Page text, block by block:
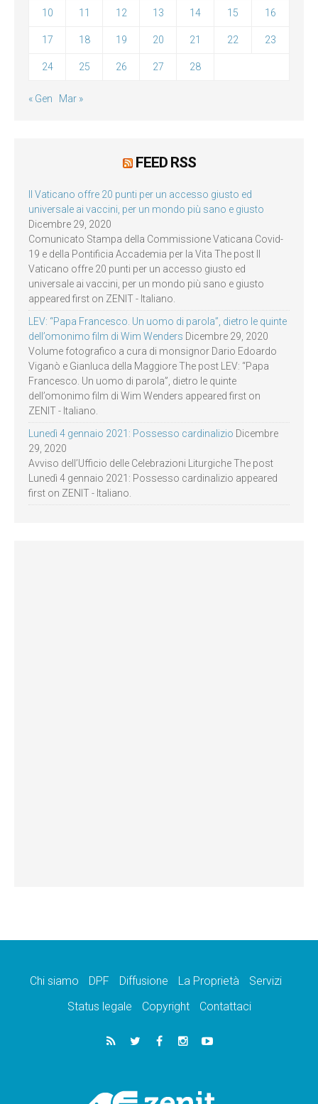
10 11 12 13 14 15 16
17 18 19 20 21 22 23
24 25 26 27 28
« Gen Mar »
FEED RSS
Il Vaticano offre 20 punti per un accesso giusto ed
universale ai vaccini, per un mondo più sano e giusto
Dicembre 29, 2020
Comunicato Stampa della Commissione Vaticana Covid-
19 e della Pontificia Accademia per la Vita The post Il
Vaticano offre 20 punti per un accesso giusto ed
universale ai vaccini, per un mondo più sano e giusto
appeared first on ZENIT - Italiano.
LEV: “Papa Francesco. Un uomo di parola”, dietro le quinte
dell’omonimo film di Wim Wenders Dicembre 29, 2020
Volume fotografico a cura di monsignor Dario Edoardo
Viganò e Gianluca della Maggiore The post LEV: “Papa
Francesco. Un uomo di parola”, dietro le quinte
dell’omonimo film di Wim Wenders appeared first on
ZENIT - Italiano.
Lunedì 4 gennaio 2021: Possesso cardinalizio Dicembre
29, 2020
Avviso dell’Ufficio delle Celebrazioni Liturgiche The post
Lunedì 4 gennaio 2021: Possesso cardinalizio appeared
first on ZENIT - Italiano.
Chi siamo DPF Diffusione La Proprietà
Servizi
Status legale
Copyright Contattaci